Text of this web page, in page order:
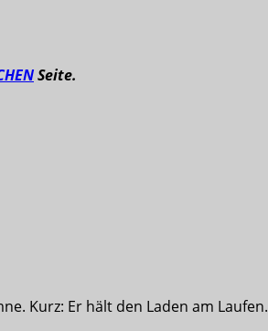
Seite.
Kurz: Er hält den Laden am Laufen.